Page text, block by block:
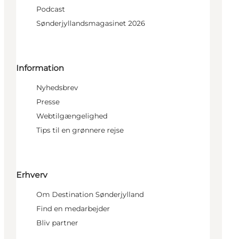
Podcast
Sønderjyllandsmagasinet 2026
Information
Nyhedsbrev
Presse
Webtilgængelighed
Tips til en grønnere rejse
Erhverv
Om Destination Sønderjylland
Find en medarbejder
Bliv partner